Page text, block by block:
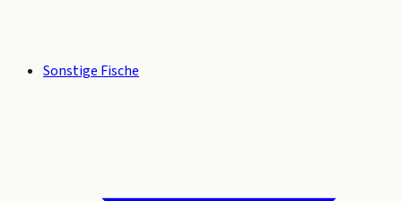
Sonstige Fische